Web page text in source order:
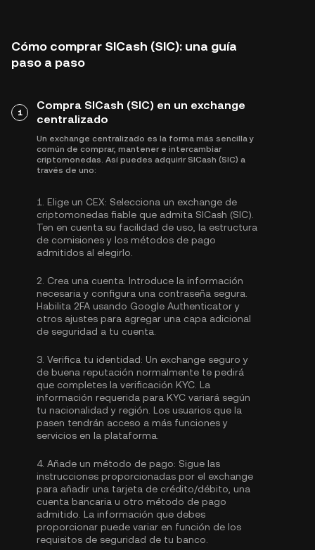
Cómo comprar SICash (SIC): una guía
paso a paso
1
Compra SICash (SIC) en un exchange
centralizado
Un exchange centralizado es la forma más sencilla y
común de comprar, mantener e intercambiar
criptomonedas. Así puedes adquirir SICash (SIC) a
través de uno:
1. Elige un CEX: Selecciona un exchange de
criptomonedas fiable que admita SICash (SIC).
Ten en cuenta su facilidad de uso, la estructura
de comisiones y los métodos de pago
admitidos al elegirlo.
2. Crea una cuenta: Introduce la información
necesaria y configura una contraseña segura.
Habilita 2FA usando Google Authenticatory
otros ajustes para agregar una capa adicional
de seguridad a tu cuenta.
3. Verifica tu identidad: Un exchange seguro y
de buena reputación normalmente te pedirá
que completes la verificación KYC. La
información requerida para KYC variará según
tu nacionalidad y región. Los usuarios que la
pasen tendrán acceso a más funciones y
servicios en la plataforma.
4. Añade un método de pago: Sigue las
instrucciones proporcionadas por el exchange
para añadir una tarjeta de crédito/débito, una
cuenta bancaria u otro método de pago
admitido. La información que debes
proporcionar puede variar en función de los
requisitos de seguridad de tu banco.